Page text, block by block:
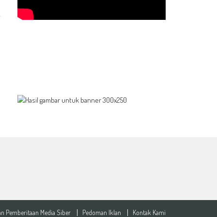
Pemberitaan Media Siber Pedoman Iklan Kontak Kami